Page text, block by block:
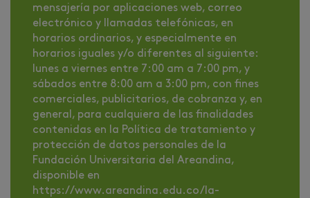
mensajería por aplicaciones web, correo
electrónico y llamadas telefónicas, en
horarios ordinarios, y especialmente en
horarios iguales y/o diferentes al siguiente:
lunes a viernes entre 7:00 am a 7:00 pm, y
sábados entre 8:00 am a 3:00 pm, con fines
comerciales, publicitarios, de cobranza y, en
general, para cualquiera de las finalidades
contenidas en la Política de tratamiento y
protección de datos personales de la
Fundación Universitaria del Areandina,
disponible en
https://www.areandina.edu.co/la-